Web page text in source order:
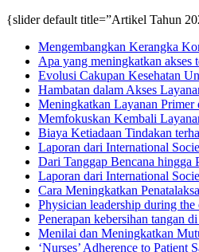
{slider default title=”Artikel Tahun
Mengembangkan Kerangka
Apa yang meningkatkan akses
Evolusi Cakupan Kesehatan
Hambatan dalam Akses
Meningkatkan Layanan Primer
Memfokuskan Kembali
Biaya Ketiadaan Tindakan
Laporan dari International
Dari Tanggap Bencana hingga
Laporan dari International
Cara Meningkatkan
Physician leadership during
Penerapan kebersihan tangan
Menilai dan Meningkatkan
‘Nurses’ Adherence to Patient